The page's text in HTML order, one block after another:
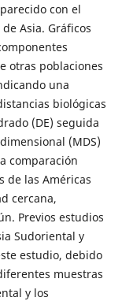
con el
Asia. Gráficos
otras poblaciones
una
biológicas
(DE) seguida
(MDS)
comparación
de las Américas
cercana,
Previos estudios
Sudoriental y
estudio, debido
muestras
y los